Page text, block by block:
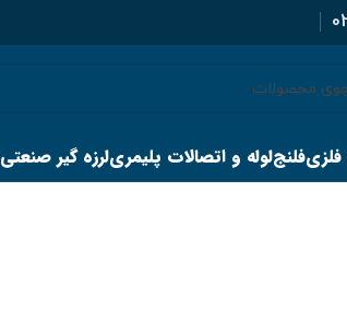
فلزیفلنجلوله و اتصالات پلیمریلرزه گیر صنعتی